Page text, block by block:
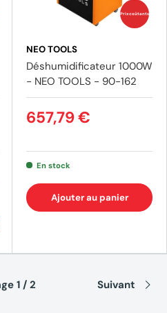
Prix coûtants
NEO TOOLS
Déshumidificateur 1000W
- NEO TOOLS - 90-162
657,79 €
En stock
Ajouter au panier
1 / 2 Suivant